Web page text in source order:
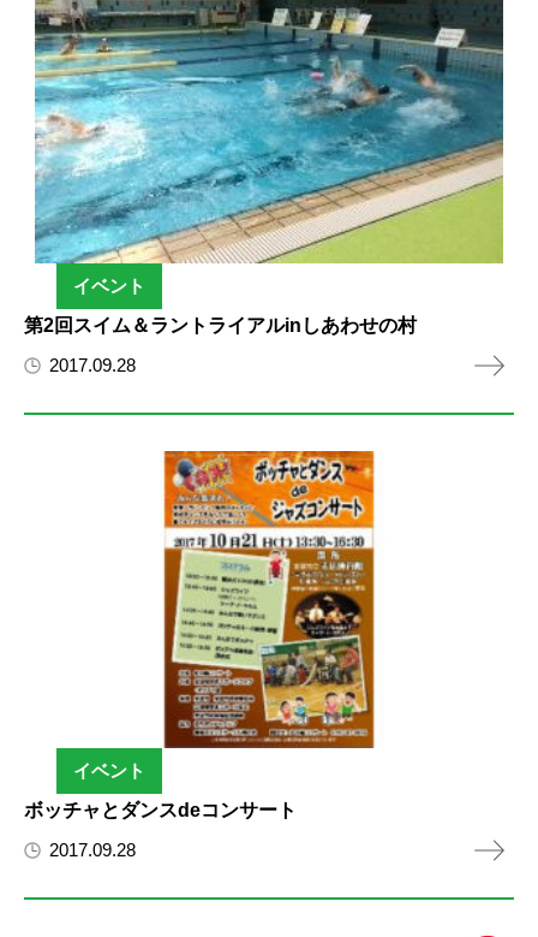
イベント
第2回スイム＆ラントライアルinしあわせの村
2017.09.28
イベント
ボッチャとダンスdeコンサート
2017.09.28